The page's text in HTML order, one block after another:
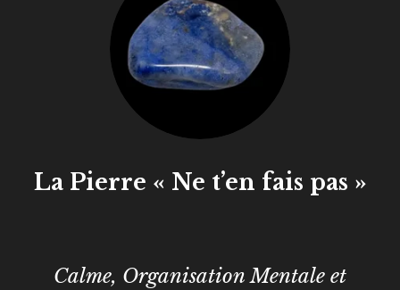
La Pierre « Ne t’en fais pas »
Calme, Organisation Mentale et